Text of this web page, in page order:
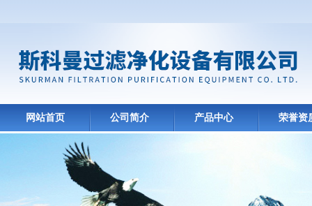
网站首页 公司简介 产品中心 荣誉资